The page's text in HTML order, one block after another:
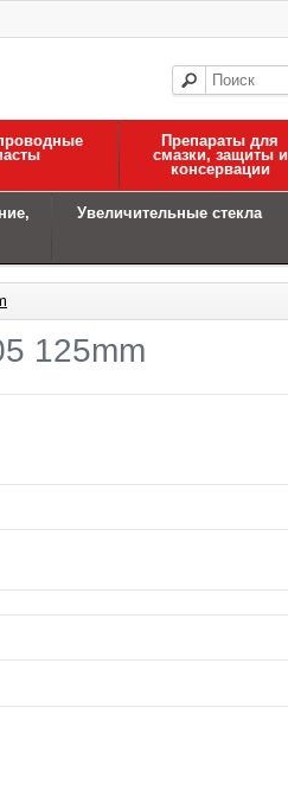
Препараты для
смазки, защиты и
консервации
Увеличительные стекла
125mm